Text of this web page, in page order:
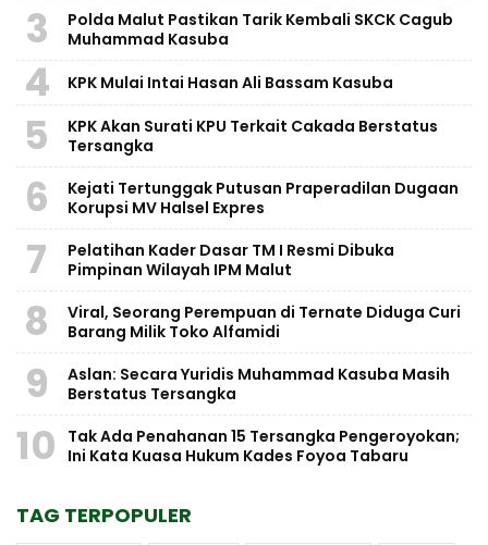
3
Polda Malut Pastikan Tarik Kembali SKCK Cagub
Muhammad Kasuba
4 KPK Mulai Intai Hasan Ali Bassam Kasuba
5
KPK Akan Surati KPU Terkait Cakada Berstatus
Tersangka
6
Kejati Tertunggak Putusan Praperadilan Dugaan
Korupsi MV Halsel Expres
7
Pelatihan Kader Dasar TM I Resmi Dibuka
Pimpinan Wilayah IPM Malut
8
Viral, Seorang Perempuan di Ternate Diduga Curi
Barang Milik Toko Alfamidi
9
Aslan: Secara Yuridis Muhammad Kasuba Masih
Berstatus Tersangka
10
Tak Ada Penahanan 15 Tersangka Pengeroyokan;
Ini Kata Kuasa Hukum Kades Foyoa Tabaru
TAG TERPOPULER